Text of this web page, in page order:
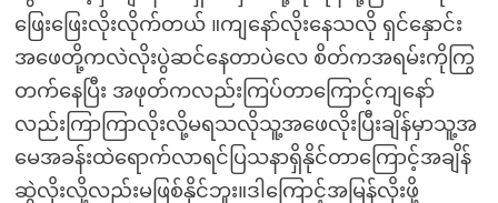
ဖြေးဖြေးလိုးလိုက်တယ် ။ကျနော်လိုးနေသလို ရှင်နှောင်း
အဖေတို့ကလဲလိုးပွဲဆင်နေတာပဲလေ စိတ်ကအရမ်းကိုကြွ
တက်နေပြီး အဖုတ်ကလည်းကြပ်တာကြောင့်ကျနော်
လည်းကြာကြာလိုးလို့မရသလိုသူ့အဖေလိုးပြီးချိန်မှာသူ့အ
မေအခန်းထဲရောက်လာရင်ပြသနာရှိနိုင်တာကြောင့်အချိန်
ဆွဲလိုးလို့လည်းမဖြစ်နိုင်ဘူး။ဒါကြောင့်အမြန်လိုးဖို့